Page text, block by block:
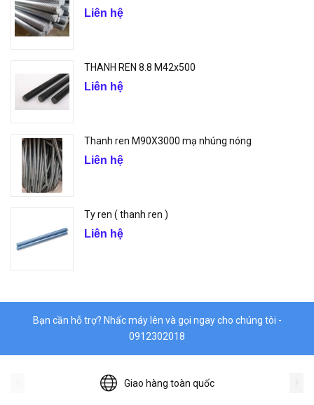
Liên hệ
THANH REN 8.8 M42x500
Liên hệ
Thanh ren M90X3000 mạ nhúng nóng
Liên hệ
Ty ren ( thanh ren )
Liên hệ
Bạn cần hỗ trợ? Nhấc máy lên và gọi ngay cho chúng tôi -
0912302018
Giao hàng toàn quốc